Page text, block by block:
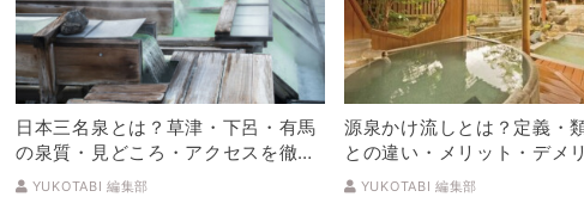
日本三名泉とは？草津・下呂・有馬
の泉質・見どころ・アクセスを徹底
解説
YUKOTABI 編集部
源泉かけ流しとは？定義・
との違い・メリット・デメ
解説
YUKOTABI 編集部